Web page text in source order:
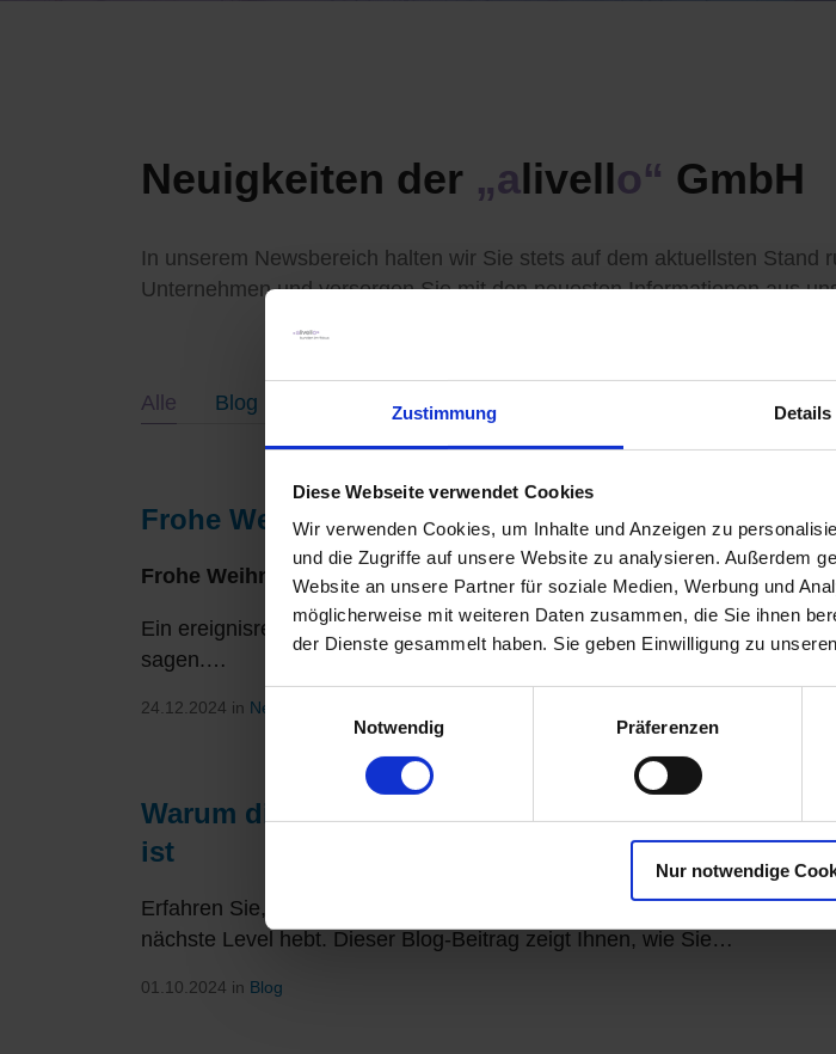
Zustimmung Details
Diese Webseite verwendet Cookies
Wir verwenden Cookies, um Inhalte und Anzeigen zu
und die Zugriffe auf unsere Website zu analysieren. Außerdem
Website an unsere Partner für soziale Medien, Werbung und
möglicherweise mit weiteren Daten zusammen, die Sie ihnen
der Dienste gesammelt haben. Sie geben Einwilligung zu
Notwendig
Präferenzen
Nur notwendige
Neuigkeiten der „alivello“ GmbH
In unserem Newsbereich halten wir Sie stets auf dem aktuellsten Stand
Unternehmen und versorgen Sie mit den neuesten Informationen aus
Alle Blog
Frohe Weihnachten 2024 & guten Rutsch in 2025
Frohe Weihnachten an unsere Kunden, Partner und Lieferanten.
Ein ereignisreiches Jahr neigt sich dem Ende zu – Zeit, innezuhalten
sagen.…
24.12.2024 in News
Warum die Kundensegmentierung im Vertrieb
ist
Erfahren Sie, warum eine präzise Kundensegmentierung Ihre
nächste Level hebt. Dieser Blog-Beitrag zeigt Ihnen, wie Sie…
01.10.2024 in Blog